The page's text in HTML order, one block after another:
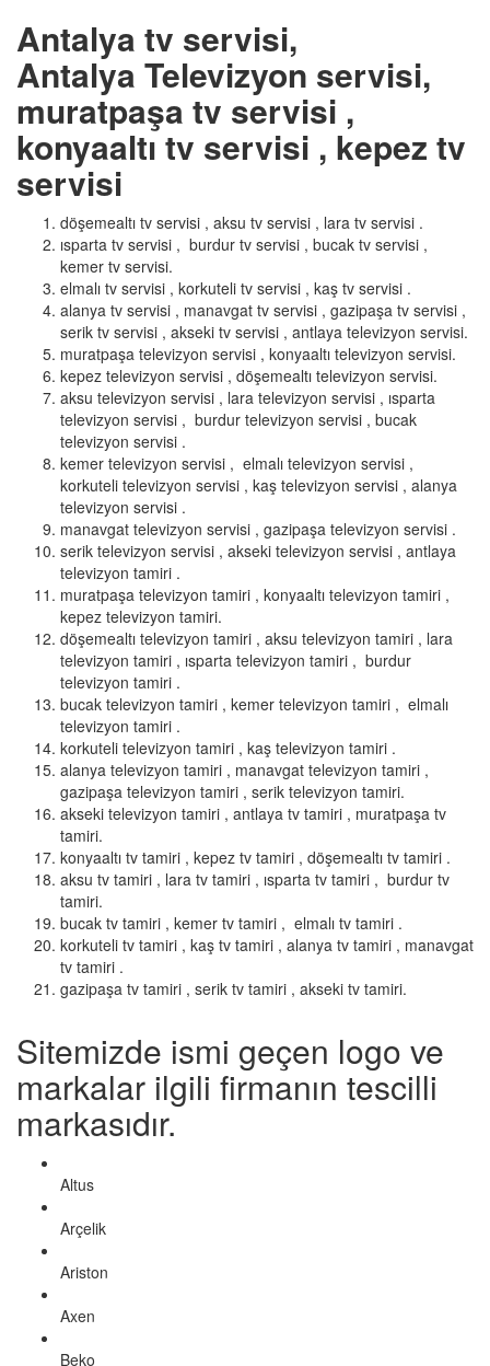
Antalya tv servisi,
Antalya Televizyon servisi,
muratpaşa tv servisi ,
konyaaltı tv servisi , kepez tv
servisi
döşemealtı tv servisi , aksu tv servisi , lara tv servisi .
ısparta tv servisi , burdur tv servisi , bucak tv servisi ,
kemer tv servisi.
elmalı tv servisi , korkuteli tv servisi , kaş tv servisi .
alanya tv servisi , manavgat tv servisi , gazipaşa tv servisi ,
serik tv servisi , akseki tv servisi , antlaya televizyon servisi.
muratpaşa televizyon servisi , konyaaltı televizyon servisi.
kepez televizyon servisi , döşemealtı televizyon servisi.
aksu televizyon servisi , lara televizyon servisi , ısparta
televizyon servisi , burdur televizyon servisi , bucak
televizyon servisi .
kemer televizyon servisi , elmalı televizyon servisi ,
korkuteli televizyon servisi , kaş televizyon servisi , alanya
televizyon servisi .
manavgat televizyon servisi , gazipaşa televizyon servisi .
serik televizyon servisi , akseki televizyon servisi , antlaya
televizyon tamiri .
muratpaşa televizyon tamiri , konyaaltı televizyon tamiri ,
kepez televizyon tamiri.
döşemealtı televizyon tamiri , aksu televizyon tamiri , lara
televizyon tamiri , ısparta televizyon tamiri , burdur
televizyon tamiri .
bucak televizyon tamiri , kemer televizyon tamiri , elmalı
televizyon tamiri .
korkuteli televizyon tamiri , kaş televizyon tamiri .
alanya televizyon tamiri , manavgat televizyon tamiri ,
gazipaşa televizyon tamiri , serik televizyon tamiri.
akseki televizyon tamiri , antlaya tv tamiri , muratpaşa tv
tamiri.
konyaaltı tv tamiri , kepez tv tamiri , döşemealtı tv tamiri .
aksu tv tamiri , lara tv tamiri , ısparta tv tamiri , burdur tv
tamiri.
bucak tv tamiri , kemer tv tamiri , elmalı tv tamiri .
korkuteli tv tamiri , kaş tv tamiri , alanya tv tamiri , manavgat
tv tamiri .
gazipaşa tv tamiri , serik tv tamiri , akseki tv tamiri.
Sitemizde ismi geçen logo ve
markalar ilgili firmanın tescilli
markasıdır.
Altus
Arçelik
Ariston
Axen
Beko